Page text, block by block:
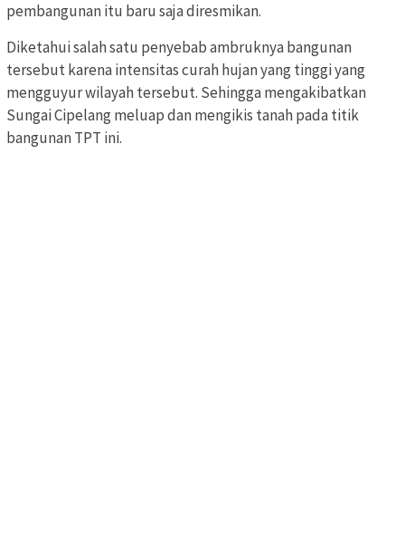
pembangunan itu baru saja diresmikan.
Diketahui salah satu penyebab ambruknya bangunan
tersebut karena intensitas curah hujan yang tinggi yang
mengguyur wilayah tersebut. Sehingga mengakibatkan
Sungai Cipelang meluap dan mengikis tanah pada titik
bangunan TPT ini.